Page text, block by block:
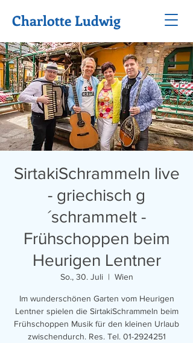
Charlotte Ludwig
SirtakiSchrammeln live
- griechisch g
´schrammelt -
Frühschoppen beim
Heurigen Lentner
So., 30. Juli
  |
Wien
Im wunderschönen Garten vom Heurigen
Lentner spielen die SirtakiSchrammeln beim
Frühschoppen Musik für den kleinen Urlaub
zwischendurch. Res. Tel. 01-2924251